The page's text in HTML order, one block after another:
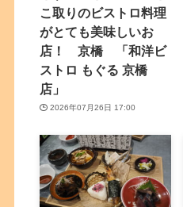
こ取りのビストロ料理
がとても美味しいお
店！ 京橋 「和洋ビ
ストロ もぐる 京橋
店」
2026年07月26日 17:00